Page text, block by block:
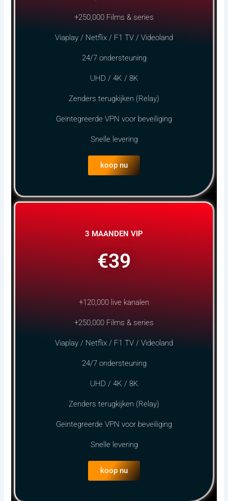
+250,000 Films & series
Viaplay / Netflix / F1 TV / Videoland
24/7 ondersteuning
UHD / 4K / 8K
Zenders terugkijken (Relay)
Geïntegreerde VPN voor beveiliging
Snelle levering
koop nu
3 MAANDEN VIP
€39
+120,000 live kanalen
+250,000 Films & series
Viaplay / Netflix / F1 TV / Videoland
24/7 ondersteuning
UHD / 4K / 8K
Zenders terugkijken (Relay)
Geïntegreerde VPN voor beveiliging
Snelle levering
koop nu